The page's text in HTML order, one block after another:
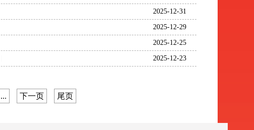
2025-12-31
2025-12-29
2025-12-25
2025-12-23
... 下一页 尾页